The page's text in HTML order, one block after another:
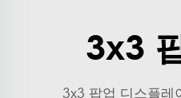
3x3
3x3 팝업 디스플레